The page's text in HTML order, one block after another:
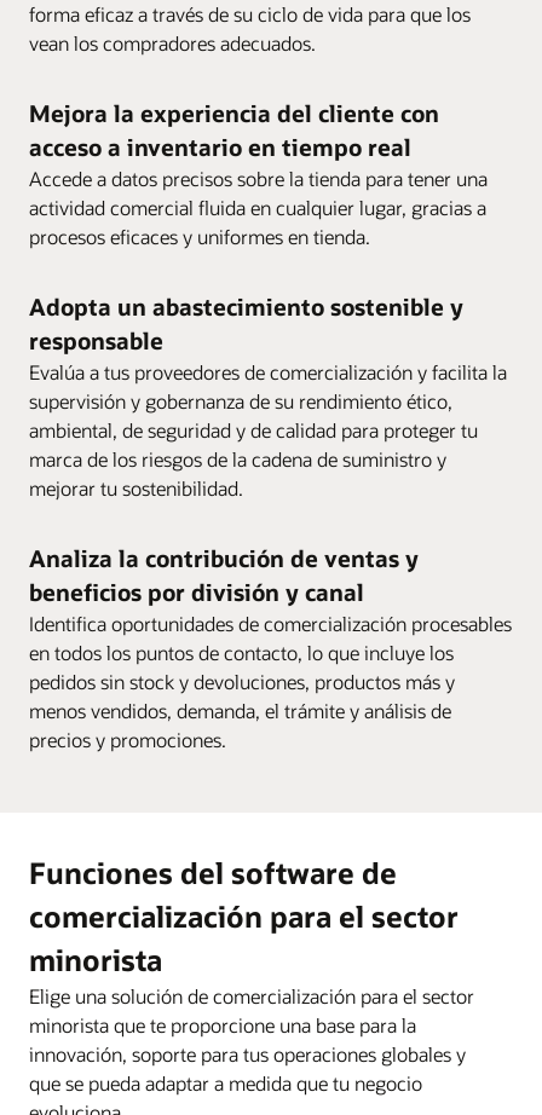
forma eficaz a través de su ciclo de vida para que los
vean los compradores adecuados.
Mejora la experiencia del cliente con
acceso a inventario en tiempo real
Accede a datos precisos sobre la tienda para tener una
actividad comercial fluida en cualquier lugar, gracias a
procesos eficaces y uniformes en tienda.
Adopta un abastecimiento sostenible y
responsable
Evalúa a tus proveedores de comercialización y facilita la
supervisión y gobernanza de su rendimiento ético,
ambiental, de seguridad y de calidad para proteger tu
marca de los riesgos de la cadena de suministro y
mejorar tu sostenibilidad.
Analiza la contribución de ventas y
beneficios por división y canal
Identifica oportunidades de comercialización procesables
en todos los puntos de contacto, lo que incluye los
pedidos sin stock y devoluciones, productos más y
menos vendidos, demanda, el trámite y análisis de
precios y promociones.
Funciones del software de
comercialización para el sector
minorista
Elige una solución de comercialización para el sector
minorista que te proporcione una base para la
innovación, soporte para tus operaciones globales y
que se pueda adaptar a medida que tu negocio